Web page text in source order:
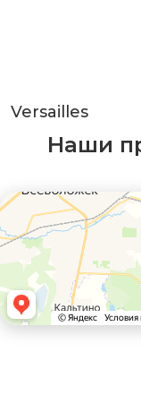
Versailles
Наши